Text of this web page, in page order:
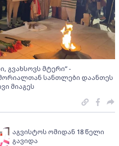
გვახსოვს მტერი” -
სანთლები დაანთეს
მიაგეს
აგვისტოს ომიდან 18 წელი
გავიდა